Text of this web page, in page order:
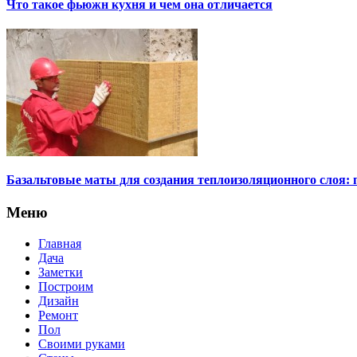
Что такое фьюжн кухня и чем она отличается
Базальтовые маты для создания теплоизоляционного
Меню
Главная
Дача
Заметки
Построим
Дизайн
Ремонт
Пол
Своими руками